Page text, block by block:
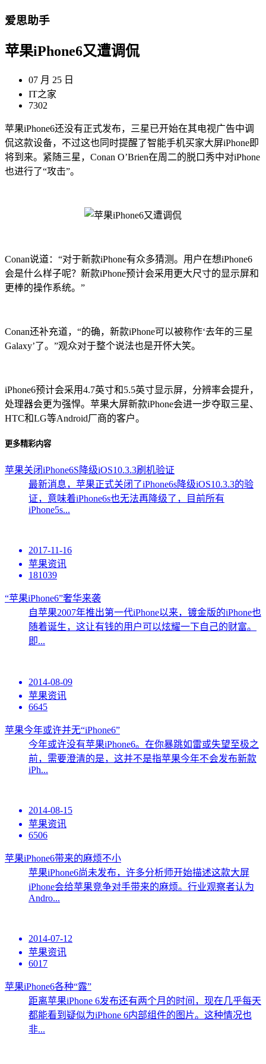
爱思助手
苹果iPhone6又遭调侃
07 月 25 日
IT之家
7302
苹果iPhone6还没有正式发布，三星已开始在其电视广告中调
侃这款设备，不过这也同时提醒了智能手机买家大屏iPhone即
将到来。紧随三星，Conan O’Brien在周二的脱口秀中对iPhone
也进行了“攻击”。
Conan说道：“对于新款iPhone有众多猜测。用户在想iPhone6
会是什么样子呢？新款iPhone预计会采用更大尺寸的显示屏和
更棒的操作系统。”
Conan还补充道，“的确，新款iPhone可以被称作‘去年的三星
Galaxy’了。”观众对于整个说法也是开怀大笑。
iPhone6预计会采用4.7英寸和5.5英寸显示屏，分辨率会提升，
处理器会更为强悍。苹果大屏新款iPhone会进一步夺取三星、
HTC和LG等Android厂商的客户。
更多精彩内容
苹果关闭iPhone6S降级iOS10.3.3刷机验证
最新消息，苹果正式关闭了iPhone6s降级iOS10.3.3的验
证，意味着iPhone6s也无法再降级了，目前所有
iPhone5s...
2017-11-16
苹果资讯
181039
“苹果iPhone6”奢华来袭
自苹果2007年推出第一代iPhone以来，镀金版的iPhone也
随着诞生，这让有钱的用户可以炫耀一下自己的财富。
即...
2014-08-09
苹果资讯
6645
苹果今年或许并无“iPhone6”
今年或许没有苹果iPhone6。在你暴跳如雷或失望至极之
前，需要澄清的是，这并不是指苹果今年不会发布新款
iPh...
2014-08-15
苹果资讯
6506
苹果iPhone6带来的麻烦不小
苹果iPhone6尚未发布，许多分析师开始描述这款大屏
iPhone会给苹果竞争对手带来的麻烦。行业观察者认为
Andro...
2014-07-12
苹果资讯
6017
苹果iPhone6各种“露”
距离苹果iPhone 6发布还有两个月的时间，现在几乎每天
都能看到疑似为iPhone 6内部组件的图片。这种情况也
非...